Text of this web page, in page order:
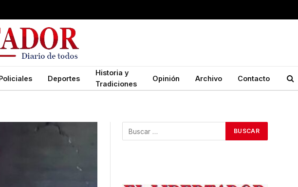
Deportes
Historia y
Tradiciones
Opinión Archivo Contacto